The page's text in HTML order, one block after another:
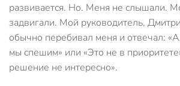
развивается. Но. Меня не слышали.
задвигали. Мой руководитель,
обычно перебивал меня и отвечал:
мы спешим» или «Это не в
решение не интересно».